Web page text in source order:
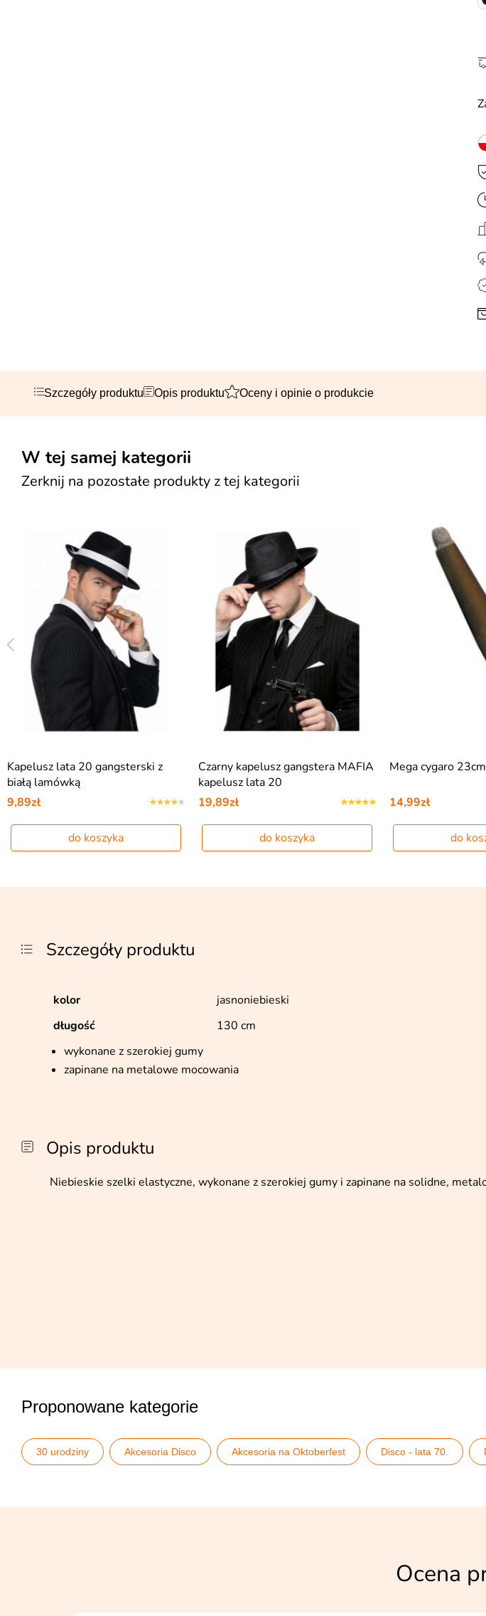
Szczegóły produktu Opis produktu Oceny i opinie o produkcie
W tej samej kategorii
Zerknij na pozostałe produkty z tej kategorii
Kapelusz lata 20 gangsterski z
białą lamówką
9,89zł
do koszyka
Czarny kapelusz gangstera MAFIA
kapelusz lata 20
19,89zł
do koszyka
Mega cygaro 23cm
14,99zł
do
Szczegóły produktu
kolor
jasnoniebieski
długość
130 cm
wykonane z szerokiej gumy
zapinane na metalowe mocowania
Opis produktu
Niebieskie szelki elastyczne, wykonane z szerokiej gumy i zapinane na solidne,
Proponowane kategorie
30 urodziny Akcesoria Disco Akcesoria na Oktoberfest Disco - lata 70.
Ocena